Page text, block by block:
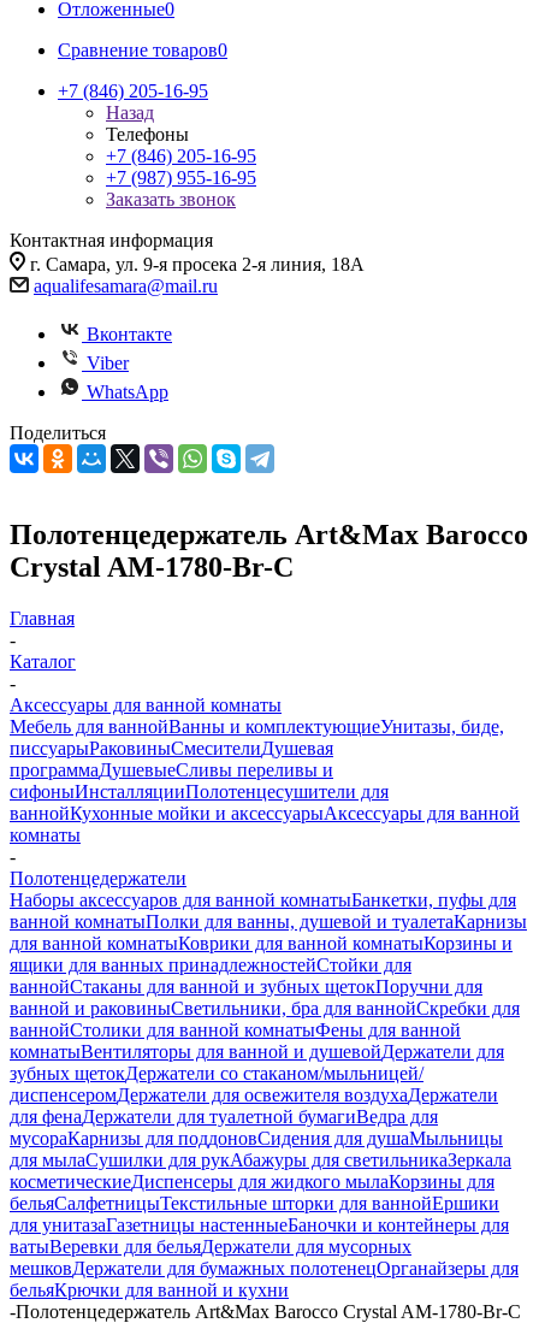
Отложенные0
Сравнение товаров0
+7 (846) 205-16-95
Назад
Телефоны
+7 (846) 205-16-95
+7 (987) 955-16-95
Заказать звонок
Контактная информация
г. Самара, ул. 9-я просека 2-я линия, 18А
aqualifesamara@mail.ru
Вконтакте
Viber
WhatsApp
Поделиться
Полотенцедержатель Art&Max Barocco
Crystal AM-1780-Br-C
Главная
-
Каталог
-
Аксессуары для ванной комнаты
Мебель для ваннойВанны и комплектующиеУнитазы, биде,
писсуарыРаковиныСмесителиДушевая
программаДушевыеСливы переливы и
сифоныИнсталляцииПолотенцесушители для
ваннойКухонные мойки и аксессуарыАксессуары для ванной
комнаты
-
Полотенцедержатели
Наборы аксессуаров для ванной комнатыБанкетки, пуфы для
ванной комнатыПолки для ванны, душевой и туалетаКарнизы
для ванной комнатыКоврики для ванной комнатыКорзины и
ящики для ванных принадлежностейСтойки для
ваннойСтаканы для ванной и зубных щетокПоручни для
ванной и раковиныСветильники, бра для ваннойСкребки для
ваннойСтолики для ванной комнатыФены для ванной
комнатыВентиляторы для ванной и душевойДержатели для
зубных щетокДержатели со стаканом/мыльницей/
диспенсеромДержатели для освежителя воздухаДержатели
для фенаДержатели для туалетной бумагиВедра для
мусораКарнизы для поддоновСидения для душаМыльницы
для мылаСушилки для рукАбажуры для светильникаЗеркала
косметическиеДиспенсеры для жидкого мылаКорзины для
бельяСалфетницыТекстильные шторки для ваннойЕршики
для унитазаГазетницы настенныеБаночки и контейнеры для
ватыВеревки для бельяДержатели для мусорных
мешковДержатели для бумажных полотенецОрганайзеры для
бельяКрючки для ванной и кухни
-Полотенцедержатель Art&Max Barocco Crystal AM-1780-Br-C